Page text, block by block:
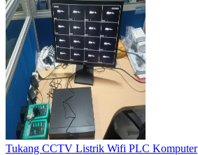
Tukang CCTV Listrik Wifi PLC Komputer